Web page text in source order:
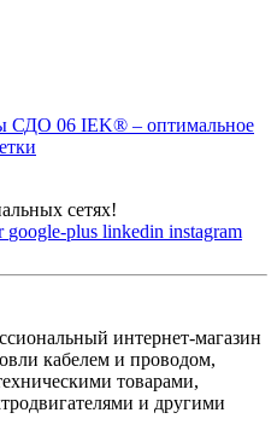
СДО 06 IEK® – оптимальное
сетях!
google-plus linkedin instagram
интернет-магазин
кабелем и проводом,
товарами,
и другими